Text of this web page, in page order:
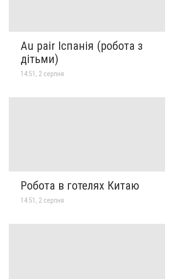
Au pair Іспанія (робота з
дітьми)
14:51, 2 серпня
Робота в готелях Китаю
14:51, 2 серпня